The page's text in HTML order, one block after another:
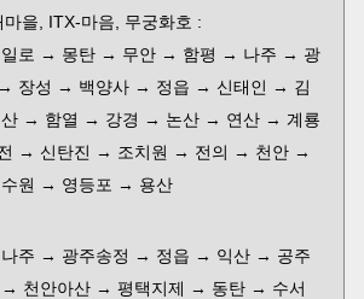
마을, ITX-마음, 무궁화호 :
로 → 몽탄 → 무안 → 함평 → 나주 → 광
장성 → 백양사 → 정읍 → 신태인 → 김
→ 함열 → 강경 → 논산 → 연산 → 계룡
→ 신탄진 → 조치원 → 전의 → 천안 →
원 → 영등포 → 용산
주 → 광주송정 → 정읍 → 익산 → 공주
천안아산 → 평택지제 → 동탄 → 수서